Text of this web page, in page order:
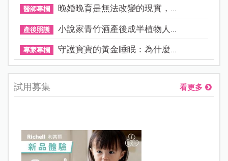
醫師專欄 晚婚晚育是無法改變的現實，...
產後照護 小說家青竹酒產後成半植物人...
專家專欄 守護寶寶的黃金睡眠：為什麼...
試用募集 看更多